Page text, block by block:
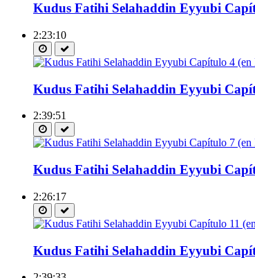
Kudus Fatihi Selahaddin Eyyubi
2:23:10
Kudus Fatihi Selahaddin Eyyubi
2:39:51
Kudus Fatihi Selahaddin Eyyubi
2:26:17
Kudus Fatihi Selahaddin Eyyubi